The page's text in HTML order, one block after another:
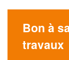
Bon à
travaux